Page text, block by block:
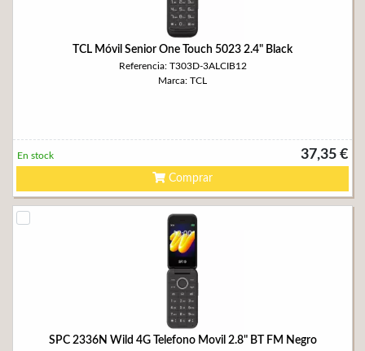
TCL Móvil Senior One Touch 5023 2.4" Black
Referencia: T303D-3ALCIB12
Marca: TCL
37,35 €
En stock
Comprar
SPC 2336N Wild 4G Telefono Movil 2.8" BT FM Negro